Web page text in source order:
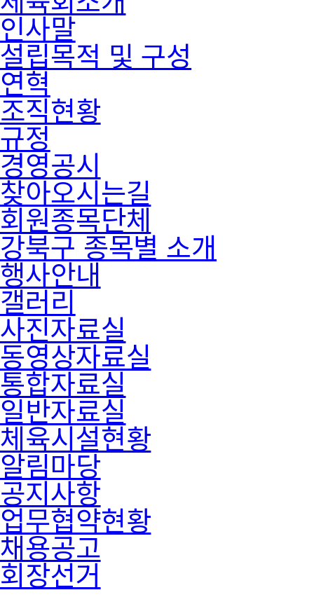
인사말
설립목적 및 구성
연혁
조직현황
규정
경영공시
찾아오시는길
회원종목단체
강북구 종목별 소개
행사안내
갤러리
사진자료실
동영상자료실
통합자료실
일반자료실
체육시설현황
알림마당
공지사항
업무협약현황
채용공고
회장선거